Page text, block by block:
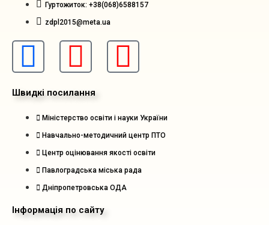
Гуртожиток: +38(068)6588157
zdpl2015@meta.ua
Швидкі посилання
Міністерство освіти і науки України
Навчально-методичний центр ПТО
Центр оцінювання якості освіти
Павлоградська міська рада
Дніпропетровська ОДА
Інформація по сайту